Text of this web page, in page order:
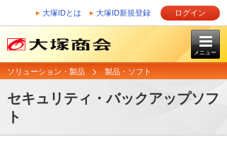
大塚IDとは 大塚ID新規登録 ログイン
メニュー
ソリューション・製品 製品・ソフト
セキュリティ・バックアップソフ
ト